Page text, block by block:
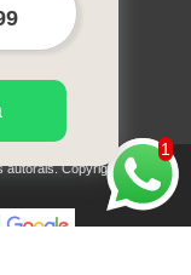
autorais. Copyright©
1